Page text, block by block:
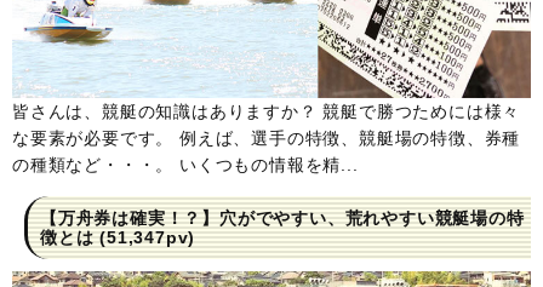
皆さんは、競艇の知識はありますか？ 競艇で勝つためには様々
な要素が必要です。 例えば、選手の特徴、競艇場の特徴、券種
の種類など・・・。 いくつもの情報を精...
【万舟券は確実！？】穴がでやすい、荒れやすい競艇場の特
徴とは(51,347pv)